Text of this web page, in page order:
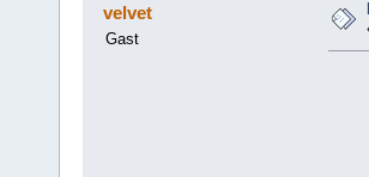
velvet
Gast